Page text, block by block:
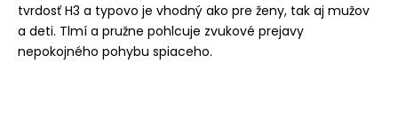
tvrdosť H3 a typovo je vhodný ako pre ženy, tak aj mužov
a deti. Tlmí a pružne pohlcuje zvukové prejavy
nepokojného pohybu spiaceho.